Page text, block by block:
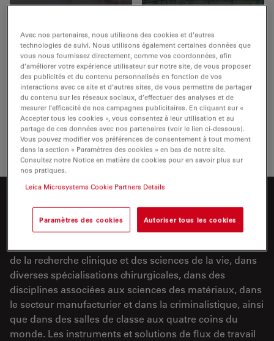
Intégrité et
Conformité
Notre histoire
Sunshine Act
Product Portfolio
Les utilisateurs d'instruments et de services Leica
de la recherche clinique et des sciences de la vie, dans
diverses spécialisations chirurgicales, dans des
disciplines associées aux sciences des matériaux, dans
le secteur manufacturier et dans la criminalistique, ainsi
que dans des salles de classe aux quatre coins du
monde. Les instruments et solutions de flux de travail
Avec nos partenaires, nous utilisons des cookies et d’autres
technologies de suivi. Nous utilisons également certaines données que
vous nous fournissez directement, comme vos coordonnées, afin
d’améliorer votre expérience utilisateur sur notre site, de vous proposer
des publicités et du contenu personnalisés en fonction de vos
interactions avec ce site et d’autres sites, de vous permettre de partager
du contenu sur les réseaux sociaux, d’effectuer des analyses et de
mesurer l’efficacité de nos campagnes publicitaires. En cliquant sur «
Accepter tous les cookies », vous consentez à leur utilisation et au
partage de ces données avec nos partenaires (voir le lien ci-dessous).
Vous pouvez modifier vos préférences de consentement à tout moment
dans la section « Paramètres des cookies » en bas de notre site.
Consultez notre Notice en matière de cookies pour en savoir plus sur
nos pratiques.
Leica Microsystems Cookie Partners Details
Paramètres des cookies Autoriser tous les cookies